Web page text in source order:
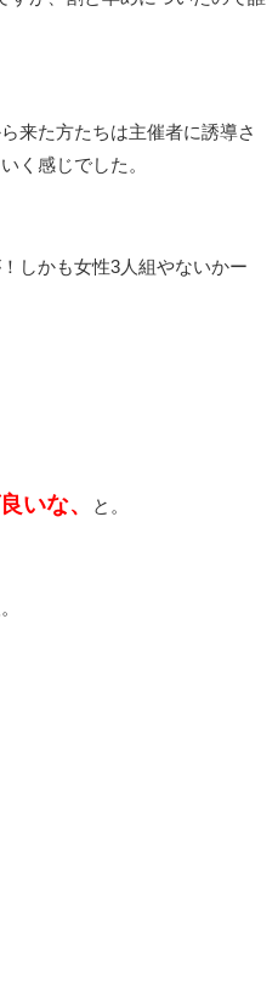
来た方たちは主催者に誘導さ
く感じでした。
しかも女性3人組やないかー
いな、 と。